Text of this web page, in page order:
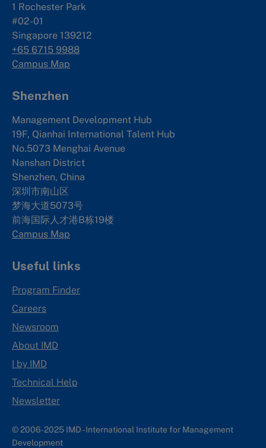
1 Rochester Park
#02-01
Singapore 139212
+65 6715 9988
Campus Map
Shenzhen
Management Development Hub
19F, Qianhai International Talent Hub
No.5073 Menghai Avenue
Nanshan District
Shenzhen, China
深圳市南山区
梦海大道5073号
前海国际人才港B栋19楼
Campus Map
Useful links
Program Finder
Careers
Newsroom
About IMD
I by IMD
Technical Help
Newsletter
© 2006-2025 IMD - International Institute for Management
Development